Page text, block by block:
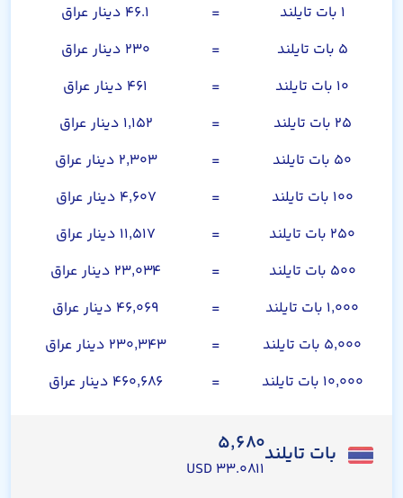
۱ بات تایلند =
۴۶.۱ دینار عراق
۵ بات تایلند
=
۲۳۰ دینار عراق
۱۰ بات تایلند
=
۴۶۱ دینار عراق
۲۵ بات تایلند
=
۱,۱۵۲ دینار عراق
۵۰ بات تایلند
=
۲,۳۰۳ دینار عراق
۱۰۰ بات تایلند
=
۴,۶۰۷ دینار عراق
۲۵۰ بات تایلند
=
۱۱,۵۱۷ دینار عراق
۵۰۰ بات تایلند
=
۲۳,۰۳۴ دینار عراق
۱,۰۰۰ بات تایلند
=
۴۶,۰۶۹ دینار عراق
۵,۰۰۰ بات تایلند
=
۲۳۰,۳۴۳ دینار عراق
۱۰,۰۰۰ بات تایلند
= ۴۶۰,۶۸۶ دینار عراق
بات تایلند۵,۶۸۰
۳۳.۰۸۱۱ USD